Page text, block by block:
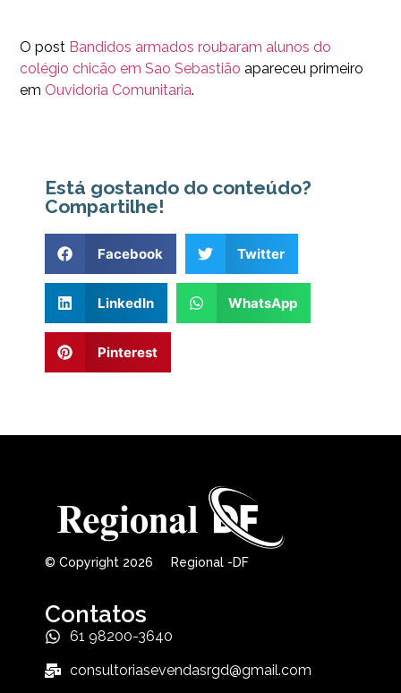
O post Bandidos armados roubaram alunos do
colégio chicão em Sao Sebastião apareceu primeiro
em Ouvidoria Comunitaria.
Está gostando do conteúdo?
Compartilhe!
Facebook Twitter
LinkedIn WhatsApp
Pinterest
© Copyright 2026 Regional -DF
Contatos
61 98200-3640
consultoriasevendasrgd@gmail.com